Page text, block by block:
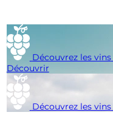
Découvrez les vins
Découvrir
Découvrez les vins